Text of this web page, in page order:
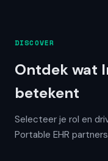
DISCOVER
Ontdek wat
betekent
Selecteer je rol en
Portable EHR